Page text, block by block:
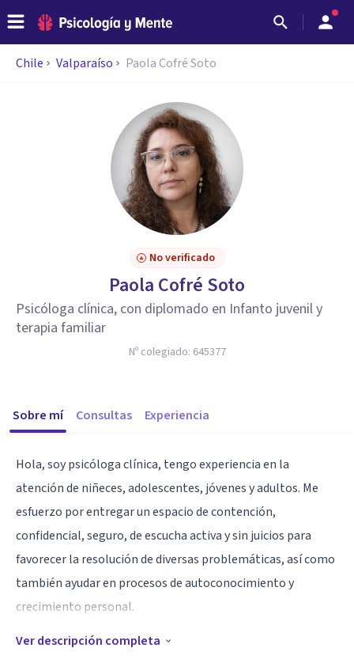
Chile Valparaíso Paola Cofré Soto
No verificado
Paola Cofré Soto
Psicóloga clínica, con diplomado en Infanto juvenil y
terapia familiar
Nº colegiado: 645377
Sobre mí Consultas Experiencia
Hola, soy psicóloga clínica, tengo experiencia en la
atención de niñeces, adolescentes, jóvenes y adultos. Me
esfuerzo por entregar un espacio de contención,
confidencial, seguro, de escucha activa y sin juicios para
favorecer la resolución de diversas problemáticas, así como
también ayudar en procesos de autoconocimiento y
crecimiento personal.
Especialidad
Ver descripción completa